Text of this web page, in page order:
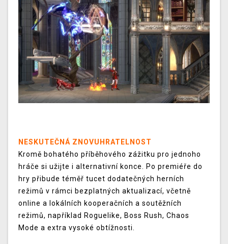
NESKUTEČNÁ ZNOVUHRATELNOST
Kromě bohatého příběhového zážitku pro jednoho
hráče si užijte i alternativní konce. Po premiéře do
hry přibude téměř tucet dodatečných herních
režimů v rámci bezplatných aktualizací, včetně
online a lokálních kooperačních a soutěžních
režimů, například Roguelike, Boss Rush, Chaos
Mode a extra vysoké obtížnosti.